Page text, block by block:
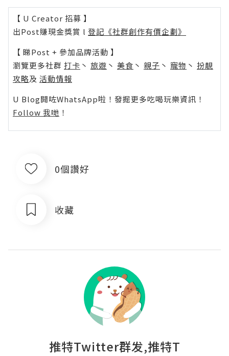
【 U Creator 招募 】
出Post賺現金獎賞 l 登記《社群創作有價企劃》
【 睇Post + 參加品牌活動 】
瀏覽更多社群 打卡 丶 旅遊 丶 美食 丶 親子 丶 寵物 丶 扮靚
攻略及 活動情報
U Blog開咗WhatsApp啦！發掘更多吃喝玩樂資訊！
Follow 我哋 ！
0個讚好
收藏
推特Twitter群发,推特T